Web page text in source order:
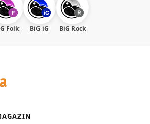
Folk BiG iG BiG Rock